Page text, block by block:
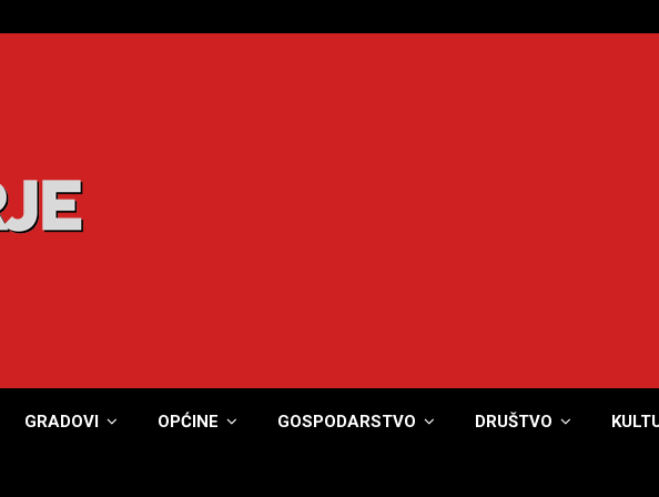
GRADOVI OPĆINE GOSPODARSTVO DRUŠTVO